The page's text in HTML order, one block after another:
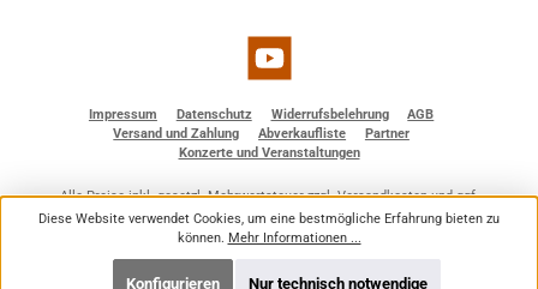
YouTube
Impressum Datenschutz Widerrufsbelehrung
AGB
Versand und Zahlung
Abverkaufliste
Partner
Konzerte und Veranstaltungen
Alle Preise inkl. gesetzl. Mehrwertsteuer zzgl.Versandkostenund ggf.
Nachnahmegebühren, wenn nicht anders angegeben.
© 2026 BF - Dienstleistungen - Alle Rechte vorbehalten. Theme by
Diese Website verwendet Cookies, um eine bestmögliche Erfahrung bieten zu
können. Mehr Informationen ...
Nur technisch notwendige
Konfigurieren